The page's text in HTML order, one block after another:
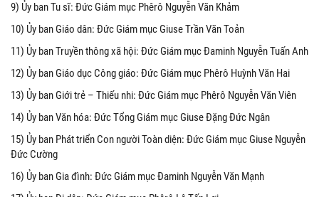
9) Ủy ban Tu sĩ: Đức Giám mục Phêrô Nguyễn Văn Khảm
10) Ủy ban Giáo dân: Đức Giám mục Giuse Trần Văn Toản
11) Ủy ban Truyền thông xã hội: Đức Giám mục Đaminh Nguyễn Tuấn Anh
12) Ủy ban Giáo dục Công giáo: Đức Giám mục Phêrô Huỳnh Văn Hai
13) Ủy ban Giới trẻ – Thiếu nhi: Đức Giám mục Phêrô Nguyễn Văn Viên
14) Ủy ban Văn hóa: Đức Tổng Giám mục Giuse Đặng Đức Ngân
15) Ủy ban Phát triển Con người Toàn diện: Đức Giám mục Giuse Nguyễn
Đức Cường
16) Ủy ban Gia đình: Đức Giám mục Đaminh Nguyễn Văn Mạnh